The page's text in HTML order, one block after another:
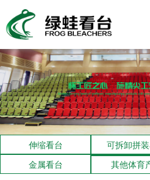
伸缩看台 可拆卸拼
金属看台
其他体育